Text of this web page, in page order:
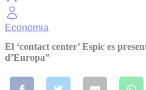
Economia
El ‘contact center’ Espic es
d’Europa”